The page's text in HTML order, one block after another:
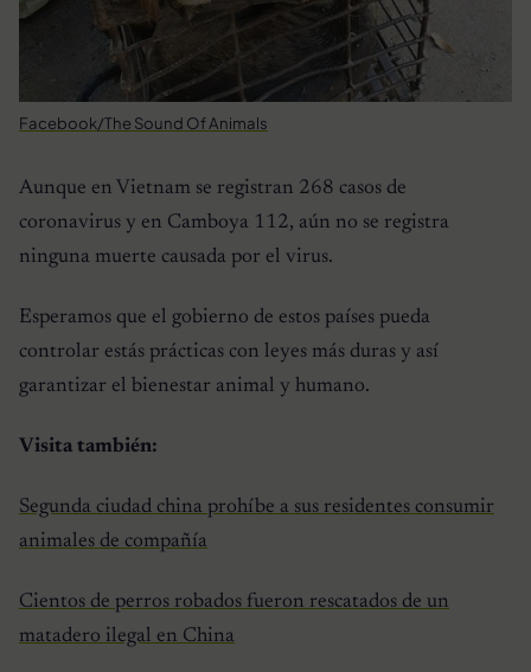
Facebook/The Sound Of Animals
Aunque en Vietnam se registran 268 casos de
coronavirus y en Camboya 112, aún no se registra
ninguna muerte causada por el virus.
Esperamos que el gobierno de estos países pueda
controlar estás prácticas con leyes más duras y así
garantizar el bienestar animal y humano.
Visita también:
Segunda ciudad china prohíbe a sus residentes consumir
animales de compañía
Cientos de perros robados fueron rescatados de un
matadero ilegal en China